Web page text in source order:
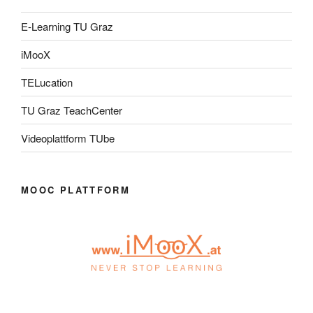
E-Learning TU Graz
iMooX
TELucation
TU Graz TeachCenter
Videoplattform TUbe
MOOC PLATTFORM